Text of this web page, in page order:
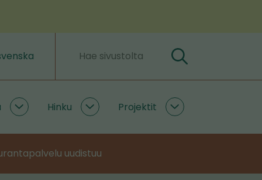
Hakusanat Hae
Ilmastoratkaisuja
Hinku
Hinku
Projektit
Projektit
uudistuu